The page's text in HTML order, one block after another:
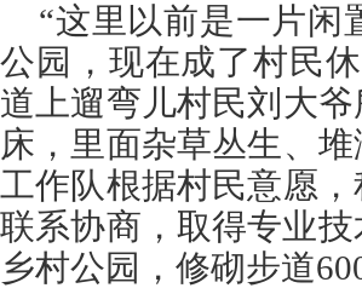
“这里以前是一片闲
公园，现在成了村民
道上遛弯儿村民刘大
床，里面杂草丛生、
工作队根据村民意愿
联系协商，取得专业
乡村公园，修砌步道